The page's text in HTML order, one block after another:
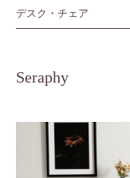
デスク・チェア
Seraphy